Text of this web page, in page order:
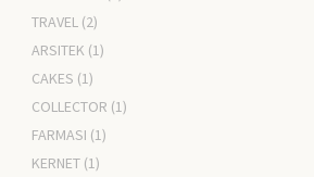
TRAVEL (2)
ARSITEK (1)
CAKES (1)
COLLECTOR (1)
FARMASI (1)
KERNET (1)